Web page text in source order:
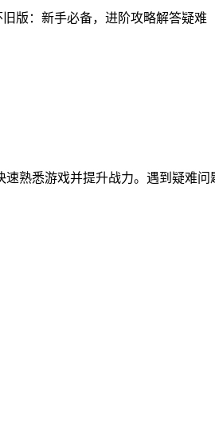
熟悉游戏并提升战力。遇到疑难